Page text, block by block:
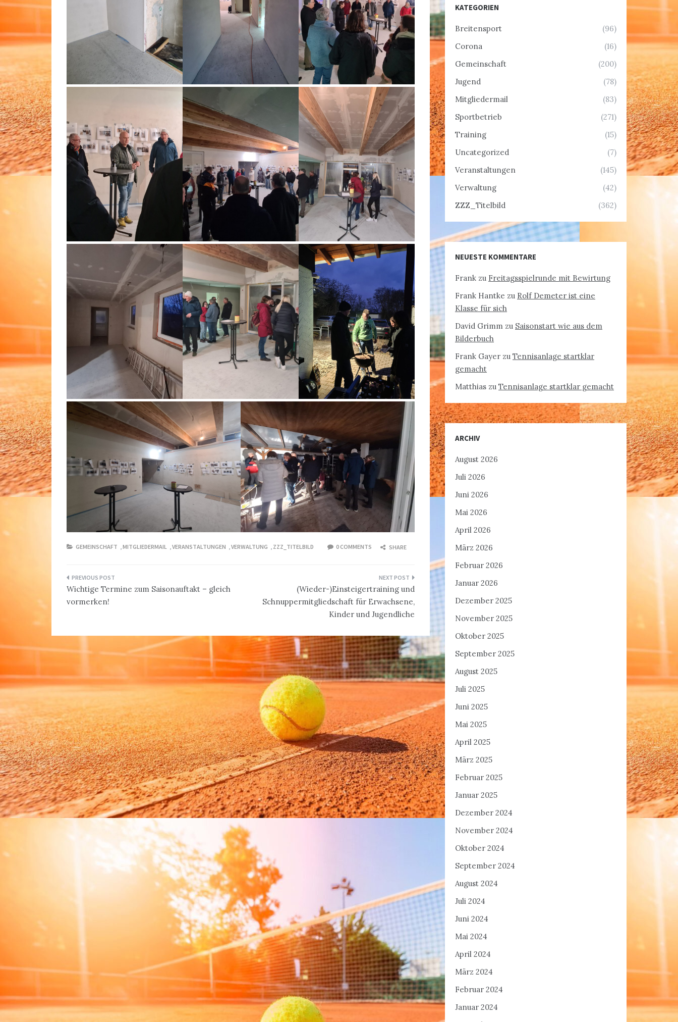
GEMEINSCHAFT MITGLIEDERMAIL VERANSTALTUNGEN VERWALTUNG ZZZ_TITELBILD 0 COMMENTS SHARE
Beitragsnavigation
Wichtige Termine zum Saisonauftakt – gleich
vormerken!
(Wieder-)Einsteigertraining und
Schnuppermitgliedschaft für Erwachsene,
Kinder und Jugendliche
KATEGORIEN
Breitensport
(96)
Corona
(16)
Gemeinschaft
(200)
Jugend
(78)
Mitgliedermail
(83)
Sportbetrieb
(271)
Training
(15)
Uncategorized
(7)
Veranstaltungen
(145)
Verwaltung
(42)
ZZZ_Titelbild
(362)
NEUESTE KOMMENTARE
Frank zu Freitagsspielrunde mit Bewirtung
Frank Hantke zu Rolf Demeter ist eine
Klasse für sich
David Grimm zu Saisonstart wie aus dem
Bilderbuch
Frank Gayer zu Tennisanlage startklar
gemacht
Matthias zu Tennisanlage startklar gemacht
ARCHIV
August 2026
Juli 2026
Juni 2026
Mai 2026
April 2026
März 2026
Februar 2026
Januar 2026
Dezember 2025
November 2025
Oktober 2025
September 2025
August 2025
Juli 2025
Juni 2025
Mai 2025
April 2025
März 2025
Februar 2025
Januar 2025
Dezember 2024
November 2024
Oktober 2024
September 2024
August 2024
Juli 2024
Juni 2024
Mai 2024
April 2024
März 2024
Februar 2024
Januar 2024